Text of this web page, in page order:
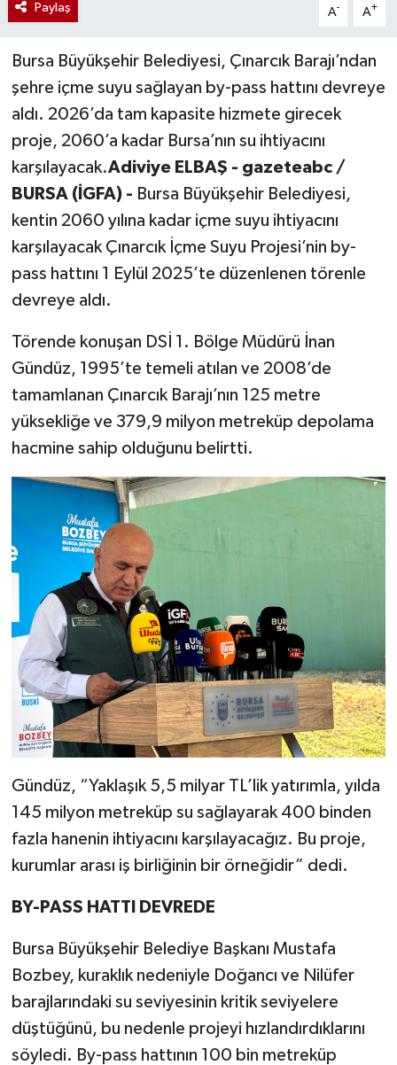
Paylaş A- A+
Bursa Büyükşehir Belediyesi, Çınarcık Barajı’ndan
şehre içme suyu sağlayan by-pass hattını devreye
aldı. 2026’da tam kapasite hizmete girecek
proje, 2060’a kadar Bursa’nın su ihtiyacını
karşılayacak.Adiviye ELBAŞ - gazeteabc /
BURSA (İGFA) - Bursa Büyükşehir Belediyesi,
kentin 2060 yılına kadar içme suyu ihtiyacını
karşılayacak Çınarcık İçme Suyu Projesi’nin by-
pass hattını 1 Eylül 2025’te düzenlenen törenle
devreye aldı.
Törende konuşan DSİ 1. Bölge Müdürü İnan
Gündüz, 1995’te temeli atılan ve 2008’de
tamamlanan Çınarcık Barajı’nın 125 metre
yüksekliğe ve 379,9 milyon metreküp depolama
hacmine sahip olduğunu belirtti.
Gündüz, “Yaklaşık 5,5 milyar TL’lik yatırımla, yılda
145 milyon metreküp su sağlayarak 400 binden
fazla hanenin ihtiyacını karşılayacağız. Bu proje,
kurumlar arası iş birliğinin bir örneğidir” dedi.
BY-PASS HATTI DEVREDE
Bursa Büyükşehir Belediye Başkanı Mustafa
Bozbey, kuraklık nedeniyle Doğancı ve Nilüfer
barajlarındaki su seviyesinin kritik seviyelere
düştüğünü, bu nedenle projeyi hızlandırdıklarını
söyledi. By-pass hattının 100 bin metreküp